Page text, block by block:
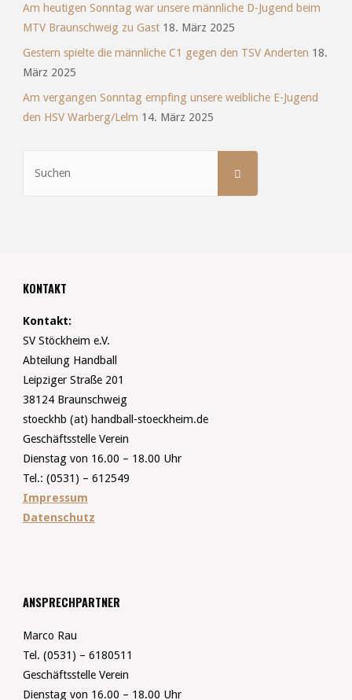
Am heutigen Sonntag war unsere männliche D-Jugend beim
MTV Braunschweig zu Gast 18. März 2025
Gestern spielte die männliche C1 gegen den TSV Anderten 18.
März 2025
Am vergangen Sonntag empfing unsere weibliche E-Jugend
den HSV Warberg/Lelm 14. März 2025
SUCHEN
KONTAKT
Kontakt:
SV Stöckheim e.V.
Abteilung Handball
Leipziger Straße 201
38124 Braunschweig
stoeckhb (at) handball-stoeckheim.de
Geschäftsstelle Verein
Dienstag von 16.00 – 18.00 Uhr
Tel.: (0531) – 612549
Impressum
Datenschutz
ANSPRECHPARTNER
Marco Rau
Tel. (0531) – 6180511
Geschäftsstelle Verein
Dienstag von 16.00 – 18.00 Uhr